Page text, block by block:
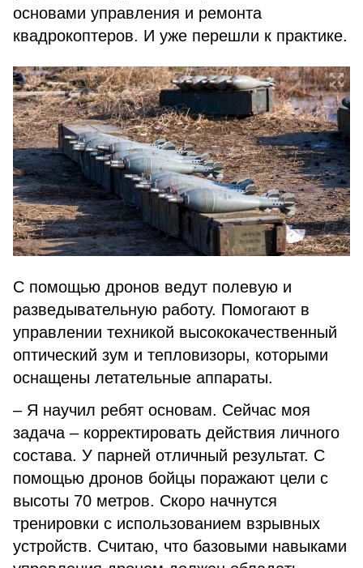
основами управления и ремонта
квадрокоптеров. И уже перешли к практике.
С помощью дронов ведут полевую и
разведывательную работу. Помогают в
управлении техникой высококачественный
оптический зум и тепловизоры, которыми
оснащены летательные аппараты.
– Я научил ребят основам. Сейчас моя
задача – корректировать действия личного
состава. У парней отличный результат. С
помощью дронов бойцы поражают цели с
высоты 70 метров. Скоро начнутся
тренировки с использованием взрывных
устройств. Считаю, что базовыми навыками